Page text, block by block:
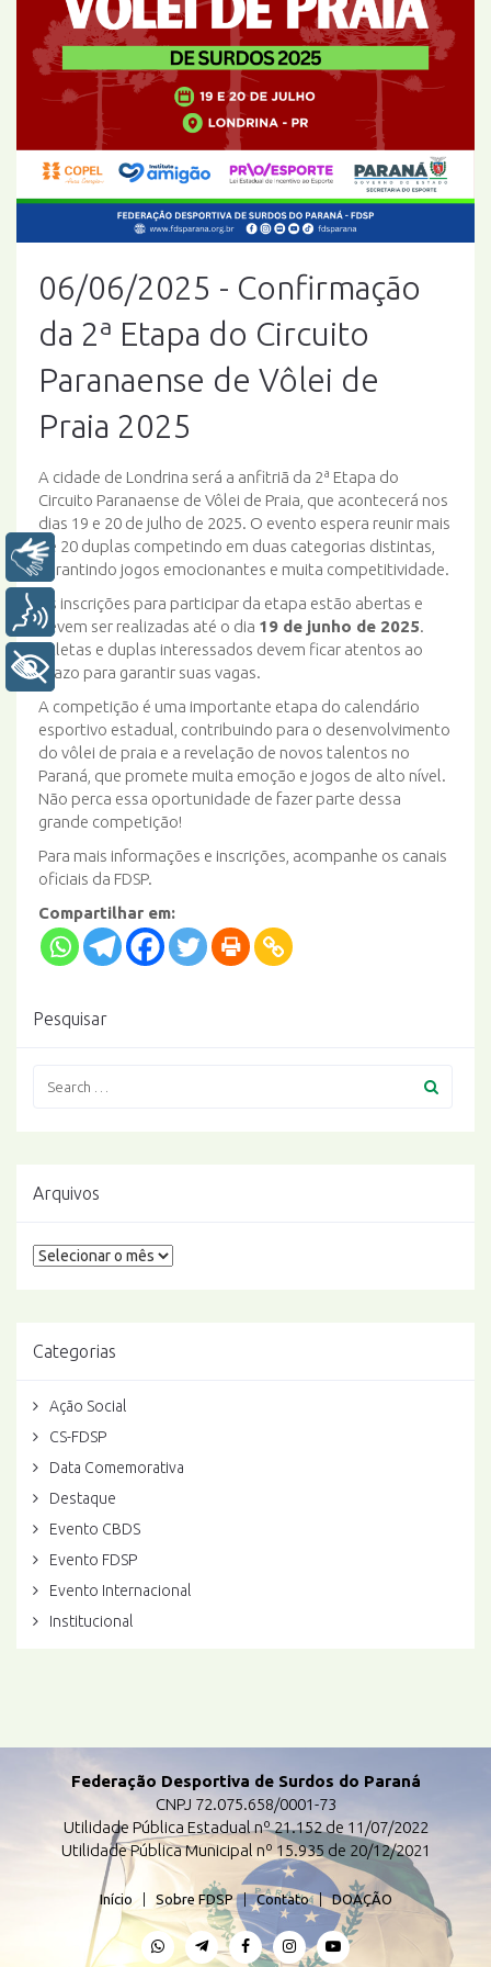
06/06/2025 - Confirmação
da 2ª Etapa do Circuito
Paranaense de Vôlei de
Praia 2025
A cidade de Londrina será a anfitriã da 2ª Etapa do
Circuito Paranaense de Vôlei de Praia, que acontecerá nos
dias 19 e 20 de julho de 2025. O evento espera reunir mais
de 20 duplas competindo em duas categorias distintas,
garantindo jogos emocionantes e muita competitividade.
As inscrições para participar da etapa estão abertas e
devem ser realizadas até o dia 19 de junho de 2025.
Atletas e duplas interessados devem ficar atentos ao
prazo para garantir suas vagas.
A competição é uma importante etapa do calendário
esportivo estadual, contribuindo para o desenvolvimento
do vôlei de praia e a revelação de novos talentos no
Paraná, que promete muita emoção e jogos de alto nível.
Não perca essa oportunidade de fazer parte dessa
grande competição!
Para mais informações e inscrições, acompanhe os canais
oficiais da FDSP.
Compartilhar em:
Pesquisar
Arquivos
Arquivos
Categorias
Ação Social
CS-FDSP
Data Comemorativa
Destaque
Evento CBDS
Evento FDSP
Evento Internacional
Institucional
Federação Desportiva de Surdos do Paraná
CNPJ 72.075.658/0001-73
Utilidade Pública Estadual nº 21.152 de 11/07/2022
Utilidade Pública Municipal nº 15.935 de 20/12/2021
Início| Sobre FDSP|Contato|DOAÇÃO
Libras
Voz
+ Acessibilidade